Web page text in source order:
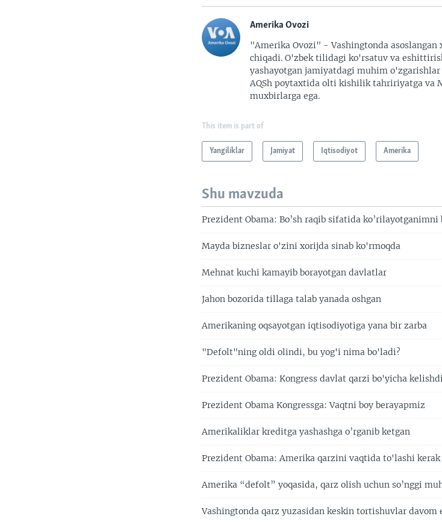
Amerika Ovozi
"Amerika Ovozi" - Vashingtonda
chiqadi. O'zbek tilidagi ko'rsatuv va
yashayotgan jamiyatdagi muhim
AQSh poytaxtida olti kishilik tahririyatga va
muxbirlarga ega.
This item is part of
Yangiliklar Jamiyat Iqtisodiyot Amerika
Shu mavzuda
Prezident Obama: Bo’sh raqib sifatida ko’rilayotganimni
Mayda bizneslar o'zini xorijda sinab ko'rmoqda
Mehnat kuchi kamayib borayotgan davlatlar
Jahon bozorida tillaga talab yanada oshgan
Amerikaning oqsayotgan iqtisodiyotiga yana bir zarba
"Defolt"ning oldi olindi, bu yog'i nima bo'ladi?
Prezident Obama: Kongress davlat qarzi bo'yicha
Prezident Obama Kongressga: Vaqtni boy berayapmiz
Amerikaliklar kreditga yashashga o’rganib ketgan
Prezident Obama: Amerika qarzini vaqtida to'lashi kerak
Amerika “defolt” yoqasida, qarz olish uchun so’nggi
Vashingtonda qarz yuzasidan keskin tortishuvlar davom